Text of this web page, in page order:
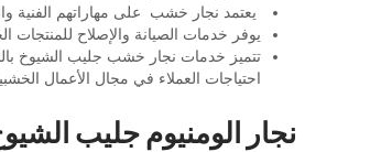
يعتمد نجار خشب على مهاراتهم الفنية
يوفر خدمات الصيانة والإصلاح للمنتجات
تتميز خدمات نجار خشب جليب الشيوخ
احتياجات العملاء في مجال الأعمال
نجار الومنيوم جليب